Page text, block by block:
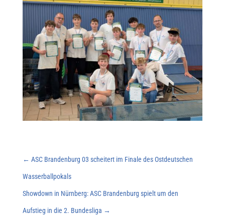
← ASC Brandenburg 03 scheitert im Finale des Ostdeutschen
Wasserballpokals
Showdown in Nürnberg: ASC Brandenburg spielt um den
Aufstieg in die 2. Bundesliga →